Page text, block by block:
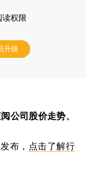
读权限
升级
公司股价走势、
布， 点击了解行